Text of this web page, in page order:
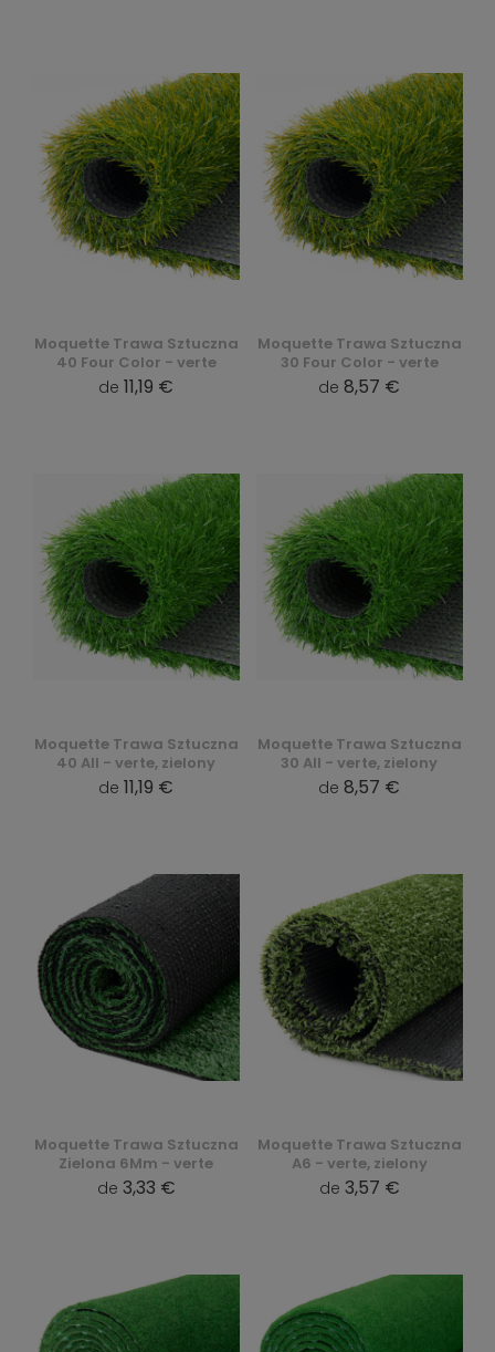
Moquette Trawa Sztuczna
40 Four Color - verte
de 11,19 €
Moquette Trawa Sztuczna
30 Four Color - verte
de 8,57 €
Moquette Trawa Sztuczna
40 All - verte, zielony
de 11,19 €
Moquette Trawa Sztuczna
30 All - verte, zielony
de 8,57 €
Moquette Trawa Sztuczna
Zielona 6Mm - verte
de 3,33 €
Moquette Trawa Sztuczna
A6 - verte, zielony
de 3,57 €